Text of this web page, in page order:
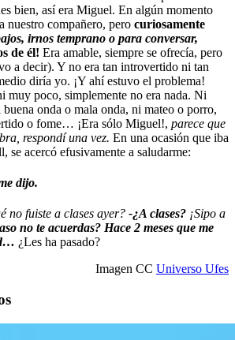
bien, así era Miguel. En algún momento
nuestro compañero, pero curiosamente
irnos temprano o para conversar,
de él! Era amable, siempre se ofrecía, pero
a decir). Y no era tan introvertido ni tan
diría yo. ¡Y ahí estuvo el problema!
muy poco, simplemente no era nada. Ni
onda o mala onda, ni mateo o porro,
o fome… ¡Era sólo Miguel!, parece que
respondí una vez. En una ocasión que iba
se acercó efusivamente a saludarme:
dijo.
no fuiste a clases ayer? -¿A clases? ¡Sipo a
no te acuerdas? Hace 2 meses que me
¿Les ha pasado?
Imagen CC Universo Ufes